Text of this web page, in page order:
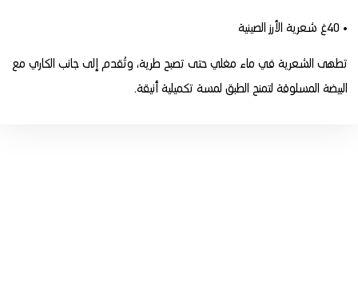
• 40غ شعرية الأرز الصينية
تطهى الشعرية في ماء مغلي حتى تصبح طرية، وتُقدم إلى جانب الكاري مع
البيضة المسلوقة لتمنح الطبق لمسة تكميلية أنيقة.